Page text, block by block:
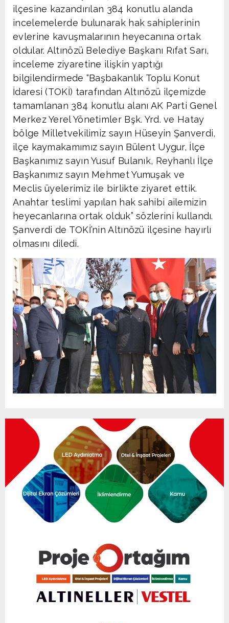
ilçesine kazandırılan 384 konutlu alanda
incelemelerde bulunarak hak sahiplerinin
evlerine kavuşmalarının heyecanına ortak
oldular. Altınözü Belediye Başkanı Rıfat Sarı,
inceleme ziyaretine ilişkin yaptığı
bilgilendirmede “Başbakanlık Toplu Konut
İdaresi (TOKİ) tarafından Altınözü ilçemizde
tamamlanan 384 konutlu alanı AK Parti Genel
Merkez Yerel Yönetimler Bşk. Yrd. ve Hatay
bölge Milletvekilimiz sayın Hüseyin Şanverdi,
ilçe kaymakamımız sayın Bülent Uygur, İlçe
Başkanımız sayın Yusuf Bulanık, Reyhanlı İlçe
Başkanımız sayın Mehmet Yumuşak ve
Meclis üyelerimiz ile birlikte ziyaret ettik.
Anahtar teslimi yapılan hak sahibi ailemizin
heyecanlarına ortak olduk” sözlerini kullandı.
Şanverdi de TOKİ’nin Altınözü ilçesine hayırlı
olmasını diledi.